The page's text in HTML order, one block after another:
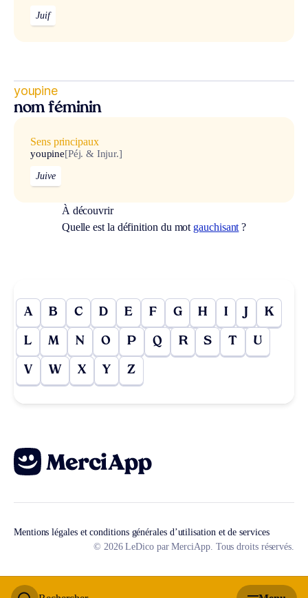
Juif
youpine
nom féminin
Sens principaux
youpine[Péj. & Injur.]
Juive
À découvrir
Quelle est la définition du mot gauchisant ?
A B C D E F G H I J K
L M N O P Q R S T U
V W X Y Z
Mentions légales et conditions générales d’utilisation et de services
© 2026 LeDico par MerciApp. Tous droits réservés.